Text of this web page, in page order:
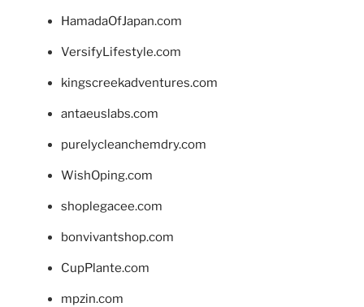
HamadaOfJapan.com
VersifyLifestyle.com
kingscreekadventures.com
antaeuslabs.com
purelycleanchemdry.com
WishOping.com
shoplegacee.com
bonvivantshop.com
CupPlante.com
mpzin.com